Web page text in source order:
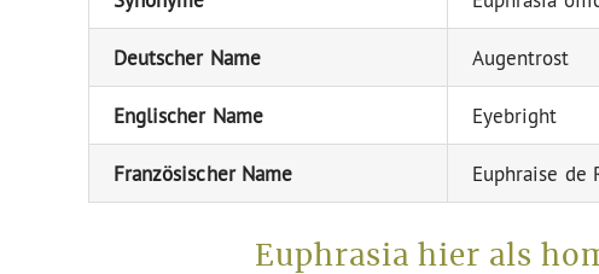
Deutscher Name Augentrost
Englischer Name Eyebright
Französischer Name Euphraise de
Euphrasia hier als